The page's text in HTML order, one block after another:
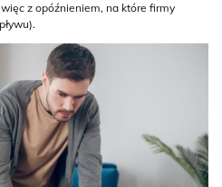
z opóźnieniem, na które firmy